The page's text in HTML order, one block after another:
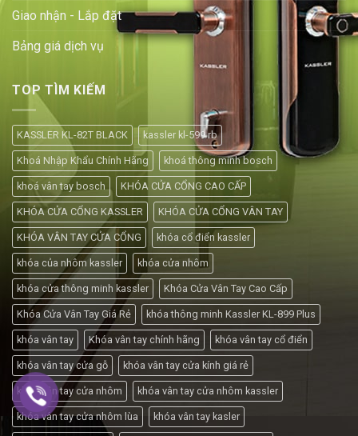
Giao nhận - Lắp đặt
Bảng giá dịch vụ
TOP TÌM KIẾM
KASSLER KL-82T BLACK kassler kl-599 rb
Khoá Nhập Khẩu Chính Hãng khoá thông minh bosch
khoá vân tay bosch KHÓA CỬA CỔNG CAO CẤP
KHÓA CỬA CỔNG KASSLER KHÓA CỬA CỔNG VÂN TAY
KHÓA VÂN TAY CỬA CỔNG khóa cổ điển kassler
khóa của nhôm kassler khóa cửa nhôm
khóa cửa thông minh kassler Khóa Cửa Vân Tay Cao Cấp
Khóa Cửa Vân Tay Giá Rẻ khóa thông minh Kassler KL-899 Plus
khóa vân tay Khóa vân tay chính hãng khóa vân tay cổ điển
khóa vân tay cửa gỗ khóa vân tay cửa kính giá rẻ
khóa vân tay cửa nhôm khóa vân tay cửa nhôm kassler
khóa vân tay cửa nhôm lùa khóa vân tay kasler